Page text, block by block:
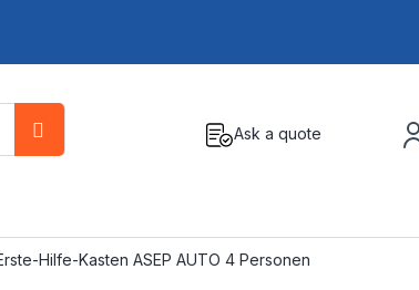
Ask a quote
Hilfe-Kasten ASEP AUTO 4 Personen